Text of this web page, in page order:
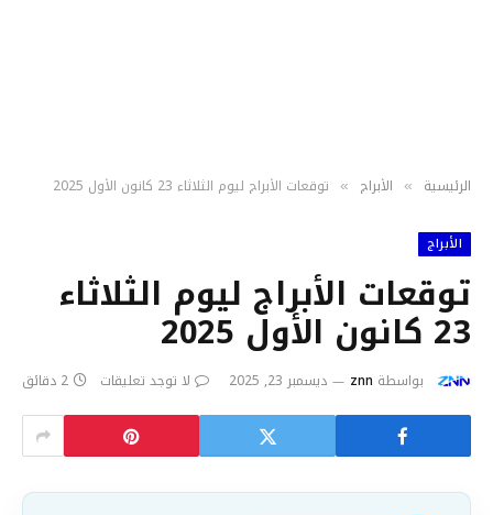
الرئيسية » الأبراج » توقعات الأبراج ليوم الثلاثاء 23 كانون الأول 2025
الأبراج
توقعات الأبراج ليوم الثلاثاء
23 كانون الأول 2025
بواسطة znn ديسمبر 23, 2025 لا توجد تعليقات 2 دقائق